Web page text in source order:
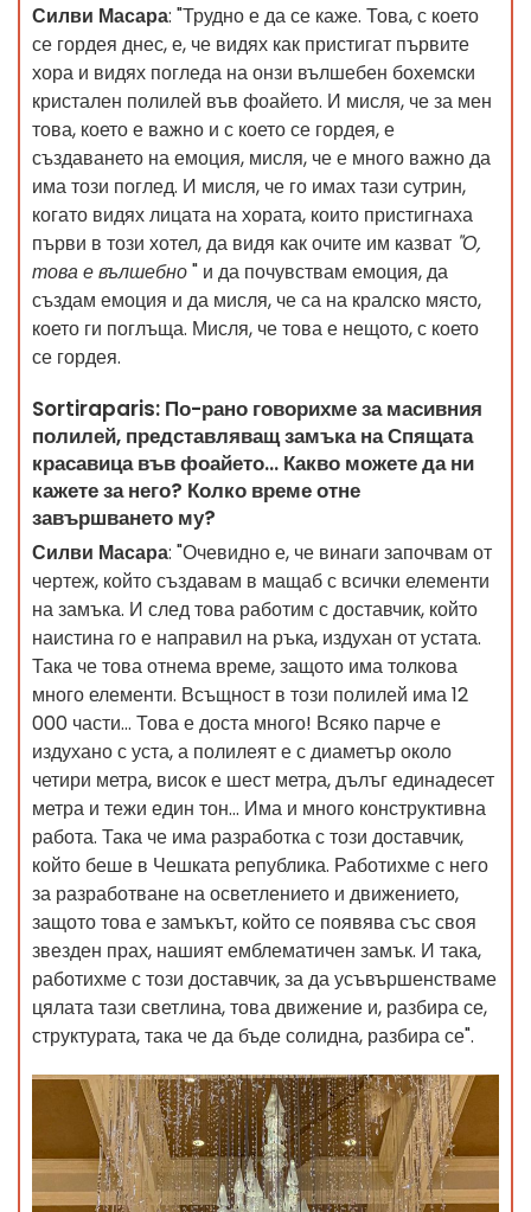
Силви Масара: "Трудно е да се каже. Това, с което
се гордея днес, е, че видях как пристигат първите
хора и видях погледа на онзи вълшебен бохемски
кристален полилей във фоайето. И мисля, че за мен
това, което е важно и с което се гордея, е
създаването на емоция, мисля, че е много важно да
има този поглед. И мисля, че го имах тази сутрин,
когато видях лицата на хората, които пристигнаха
първи в този хотел, да видя как очите им казват "О,
това е вълшебно" и да почувствам емоция, да
създам емоция и да мисля, че са на кралско място,
което ги поглъща. Мисля, че това е нещото, с което
се гордея.
Sortiraparis: По-рано говорихме за масивния
полилей, представляващ замъка на Спящата
красавица във фоайето... Какво можете да ни
кажете за него? Колко време отне
завършването му?
Силви Масара: "Очевидно е, че винаги започвам от
чертеж, който създавам в мащаб с всички елементи
на замъка. И след това работим с доставчик, който
наистина го е направил на ръка, издухан от устата.
Така че това отнема време, защото има толкова
много елементи. Всъщност в този полилей има 12
000 части... Това е доста много! Всяко парче е
издухано с уста, а полилеят е с диаметър около
четири метра, висок е шест метра, дълъг единадесет
метра и тежи един тон... Има и много конструктивна
работа. Така че има разработка с този доставчик,
който беше в Чешката република. Работихме с него
за разработване на осветлението и движението,
защото това е замъкът, който се появява със своя
звезден прах, нашият емблематичен замък. И така,
работихме с този доставчик, за да усъвършенстваме
цялата тази светлина, това движение и, разбира се,
структурата, така че да бъде солидна, разбира се".